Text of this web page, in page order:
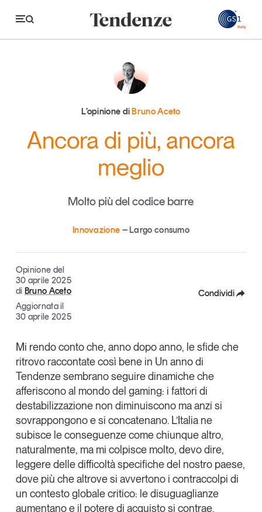
Tendenze
Economia e consumi
Innovazione
Retail e brand
Sostenibilità
Articoli
Opinioni
Dossier
Il Numero
Interviste
Comunicati stampa
Video
Podcast
Eventi e formazione
Tutti gli appuntamenti
Chi siamo
Newsletter
Contatti
L’opinione diBruno Aceto
Ancora di più, ancora
meglio
Molto più del codice barre
Innovazione Largo consumo
Opinione del
30 aprile 2025
di Bruno Aceto
Aggiornata il
30 aprile 2025
Condividi
Linkedin
Copia Link
Mi rendo conto che, anno dopo anno, le sfide che
ritrovo raccontate così bene in Un anno di
Tendenzesembrano seguire dinamiche che
afferiscono al mondo del gaming: i fattori di
destabilizzazione non diminuiscono ma anzi si
sovrappongono e si concatenano. L’Italia ne
subisce le conseguenze come chiunque altro,
naturalmente, ma mi colpisce molto, devo dire,
leggere delle difficoltà specifiche del nostro paese,
dove più che altrove si avvertono i contraccolpi di
un contesto globale critico: le disuguaglianze
aumentano e il potere di acquisto si contrae.